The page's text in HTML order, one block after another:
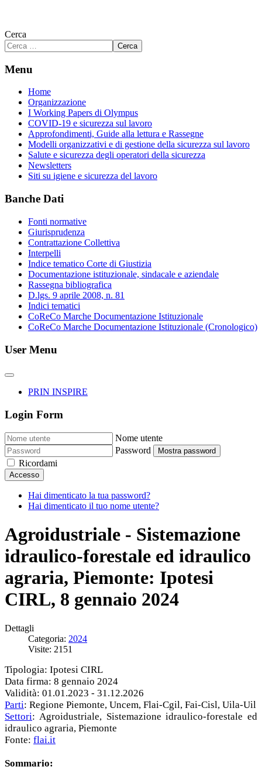
Cerca
Cerca
Menu
Home
Organizzazione
I Working Papers di Olympus
COVID-19 e sicurezza sul lavoro
Approfondimenti, Guide alla lettura e Rassegne
Modelli organizzativi e di gestione della sicurezza sul lavoro
Salute e sicurezza degli operatori della sicurezza
Newsletters
Siti su igiene e sicurezza del lavoro
Banche Dati
Fonti normative
Giurisprudenza
Contrattazione Collettiva
Interpelli
Indice tematico Corte di Giustizia
Documentazione istituzionale, sindacale e aziendale
Rassegna bibliografica
D.lgs. 9 aprile 2008, n. 81
Indici tematici
CoReCo Marche Documentazione Istituzionale
CoReCo Marche Documentazione Istituzionale (Cronologico)
User Menu
PRIN INSPIRE
Login Form
Nome utente
Password
Mostra password
Ricordami
Accesso
Hai dimenticato la tua password?
Hai dimenticato il tuo nome utente?
Agroidustriale - Sistemazione
idraulico-forestale ed idraulico
agraria, Piemonte: Ipotesi
CIRL, 8 gennaio 2024
Dettagli
Categoria: 2024
Visite: 2151
Tipologia: Ipotesi CIRL
Data firma: 8 gennaio 2024
Validità: 01.01.2023 - 31.12.2026
Parti: Regione Piemonte, Uncem, Flai-Cgil, Fai-Cisl, Uila-Uil
Settori: Agroidustriale, Sistemazione idraulico-forestale ed
idraulico agraria, Piemonte
Fonte: flai.it
Sommario: